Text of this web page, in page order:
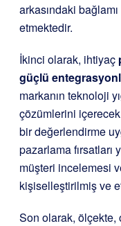
arkasındaki
etmektedir.
İkinci olarak, ihtiyaç
güçlü
markanın teknoloji
çözümlerini
bir değerlendirme
pazarlama fırsatları
müşteri incelemesi
kişiselleştirilmiş ve
Son olarak, ölçekte,